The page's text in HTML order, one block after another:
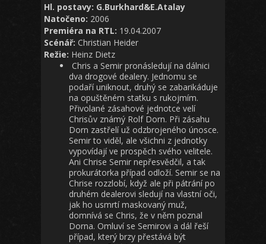
Hl. postavy: G.Burkhard&E.Atalay
Natočeno: 2006
Premiéra na RTL: 19.04.2007
Scénář: Christian Heider
Režie: Heinz Dietz
Chris a Semir pronásledují na dálnici
dva drogové dealery. Jednomu se
podaří uniknout, druhý se zabarikáduje
na opuštěném statku s rukojmím.
Přivolané zásahové jednotce velí
Chrisův známý Rolf Dorn. Při zásahu
Dorn zastřelí už odzbrojeného únosce.
Semir to viděl, ale všichni z jednotky
vypovídají ve prospěch svého velitele.
Ani Chrise Semir nepřesvědčil, a tak
prokurátorka případ odloží. Semir se na
Chrise rozzlobí, když ale při pátrání po
druhém dealerovi sledují na vlastní oči,
jak ho usmrtí maskovaný muž,
domnívá se Chris, že v něm poznal
Dorna. Omluví se Semirovi a dál řeší
případ, který brzy přestává být